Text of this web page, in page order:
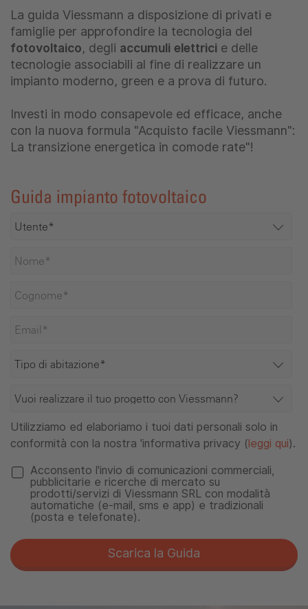
La guida Viessmann a disposizione di privati e
famiglie per approfondire la tecnologia del
fotovoltaico, degli accumuli elettrici e delle
tecnologie associabili al fine di realizzare un
impianto moderno, green e a prova di futuro.
Investi in modo consapevole ed efficace, anche
con la nuova formula "Acquisto facile Viessmann":
La transizione energetica in comode rate"!
Guida impianto fotovoltaico
Utilizziamo ed elaboriamo i tuoi dati personali solo in
conformità con la nostra 'informativa privacy (leggi qui).
Acconsento l'invio di comunicazioni commerciali,
pubblicitarie e ricerche di mercato su
prodotti/servizi di Viessmann SRL con modalità
automatiche (e-mail, sms e app) e tradizionali
(posta e telefonate).